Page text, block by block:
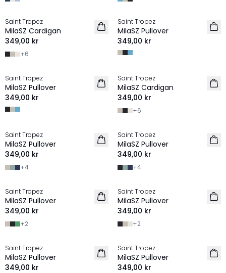
2 FOR 600 SEK
Saint Tropez
MilaSZ Cardigan
349,00 kr
+6
2 FOR 600 SEK
NYHET
Saint Tropez
MilaSZ Pullover
349,00 kr
2 FOR 600 SEK
Saint Tropez
MilaSZ Pullover
349,00 kr
2 FOR 600 SEK
Saint Tropez
MilaSZ Cardigan
349,00 kr
+6
2 FOR 600 SEK
Saint Tropez
MilaSZ Pullover
349,00 kr
+4
2 FOR 600 SEK
Saint Tropez
MilaSZ Pullover
349,00 kr
+4
2 FOR 600 SEK
Saint Tropez
MilaSZ Pullover
349,00 kr
+2
2 FOR 600 SEK
Saint Tropez
MilaSZ Pullover
349,00 kr
+2
2 FOR 600 SEK
Saint Tropez
MilaSZ Pullover
349,00 kr
2 FOR 600 SEK
Saint Tropez
MilaSZ Pullover
349,00 kr